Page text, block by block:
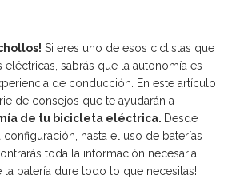
Si eres uno de esos ciclistas que
sabrás que la autonomía es
de conducción. En este artículo
de consejos que te ayudarán a
de tu bicicleta eléctrica. Desde
hasta el uso de baterías
toda la información necesaria
la batería dure todo lo que necesitas!